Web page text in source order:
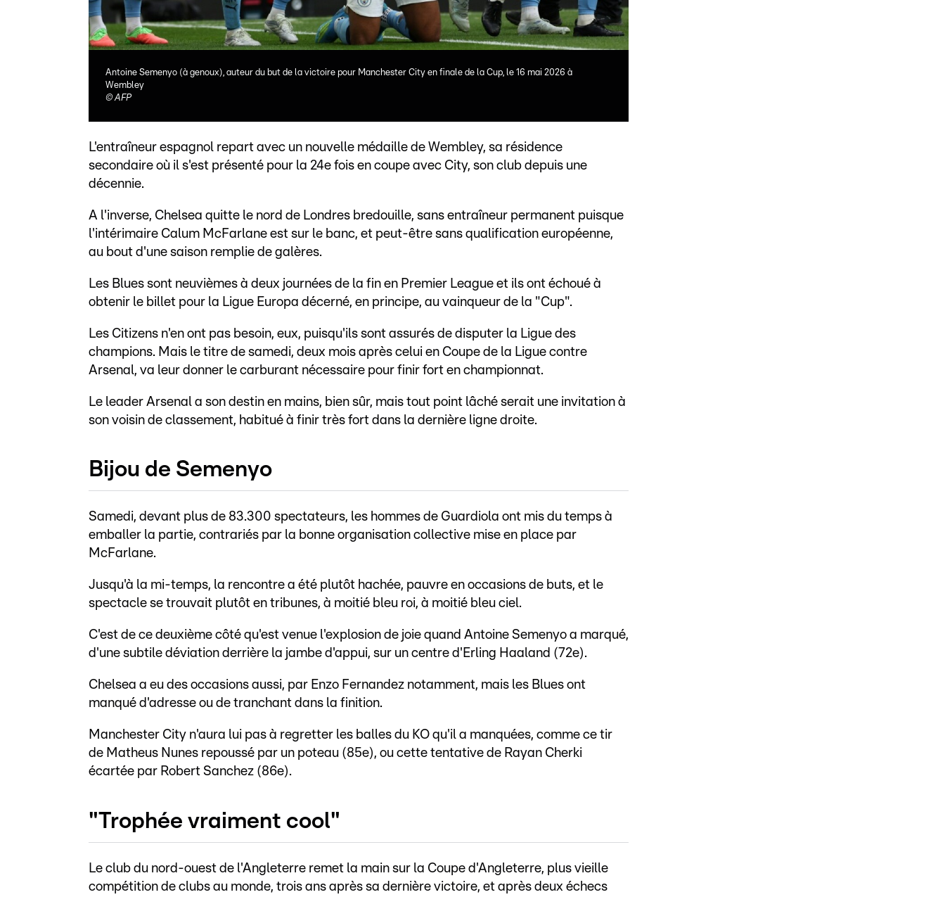
Antoine Semenyo (à genoux), auteur du but de la victoire pour Manchester City en finale de la Cup, le 16 mai 2026 à
Wembley
©AFP
L'entraîneur espagnol repart avec un nouvelle médaille de Wembley, sa résidence
secondaire où il s'est présenté pour la 24e fois en coupe avec City, son club depuis une
décennie.
A l'inverse, Chelsea quitte le nord de Londres bredouille, sans entraîneur permanent puisque
l'intérimaire Calum McFarlane est sur le banc, et peut-être sans qualification européenne,
au bout d'une saison remplie de galères.
Les Blues sont neuvièmes à deux journées de la fin en Premier League et ils ont échoué à
obtenir le billet pour la Ligue Europa décerné, en principe, au vainqueur de la "Cup".
Les Citizens n'en ont pas besoin, eux, puisqu'ils sont assurés de disputer la Ligue des
champions. Mais le titre de samedi, deux mois après celui en Coupe de la Ligue contre
Arsenal, va leur donner le carburant nécessaire pour finir fort en championnat.
Le leader Arsenal a son destin en mains, bien sûr, mais tout point lâché serait une invitation à
son voisin de classement, habitué à finir très fort dans la dernière ligne droite.
Bijou de Semenyo
Samedi, devant plus de 83.300 spectateurs, les hommes de Guardiola ont mis du temps à
emballer la partie, contrariés par la bonne organisation collective mise en place par
McFarlane.
Jusqu'à la mi-temps, la rencontre a été plutôt hachée, pauvre en occasions de buts, et le
spectacle se trouvait plutôt en tribunes, à moitié bleu roi, à moitié bleu ciel.
C'est de ce deuxième côté qu'est venue l'explosion de joie quand Antoine Semenyo a marqué,
d'une subtile déviation derrière la jambe d'appui, sur un centre d'Erling Haaland (72e).
Chelsea a eu des occasions aussi, par Enzo Fernandez notamment, mais les Blues ont
manqué d'adresse ou de tranchant dans la finition.
Manchester City n'aura lui pas à regretter les balles du KO qu'il a manquées, comme ce tir
de Matheus Nunes repoussé par un poteau (85e), ou cette tentative de Rayan Cherki
écartée par Robert Sanchez (86e).
"Trophée vraiment cool"
Le club du nord-ouest de l'Angleterre remet la main sur la Coupe d'Angleterre, plus vieille
compétition de clubs au monde, trois ans après sa dernière victoire, et après deux échecs